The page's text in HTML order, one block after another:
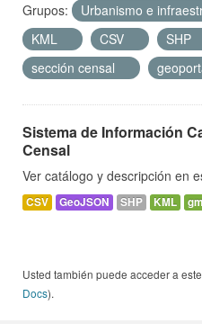
Grupos:
Urbanismo e
KML
CSV SHP
sección censal
Sistema de Información
Censal
Ver catálogo y descripción en
CSV GeoJSON SHP KML
Usted también puede acceder a
Docs).